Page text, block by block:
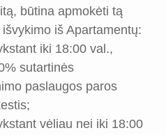
būtina apmokėti tą
iš Apartamentų:
iki 18:00 val.,
sutartinės
paslaugos paros
vėliau nei iki 18:00